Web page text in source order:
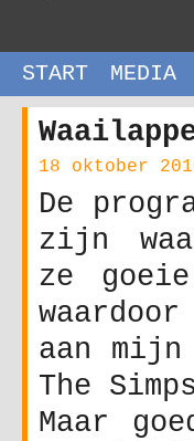
START MEDIA
18 oktober
De
zijn
ze
aan
The
Maar